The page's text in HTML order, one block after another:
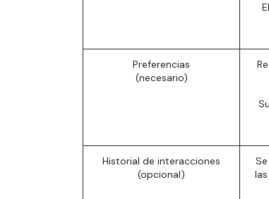
Preferencias
(necesario)
Historial de interacciones
(opcional)